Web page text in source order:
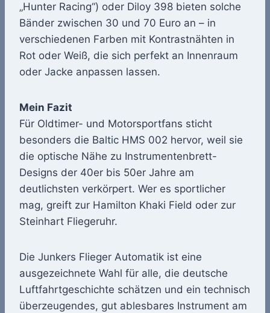
„Hunter Racing“) oder Diloy 398 bieten solche
Bänder zwischen 30 und 70 Euro an – in
verschiedenen Farben mit Kontrastnähten in
Rot oder Weiß, die sich perfekt an Innenraum
oder Jacke anpassen lassen.
Mein Fazit
Für Oldtimer- und Motorsportfans sticht
besonders die Baltic HMS 002 hervor, weil sie
die optische Nähe zu Instrumentenbrett-
Designs der 40er bis 50er Jahre am
deutlichsten verkörpert. Wer es sportlicher
mag, greift zur Hamilton Khaki Field oder zur
Steinhart Fliegeruhr.
Die Junkers Flieger Automatik ist eine
ausgezeichnete Wahl für alle, die deutsche
Luftfahrtgeschichte schätzen und ein technisch
überzeugendes, gut ablesbares Instrument am